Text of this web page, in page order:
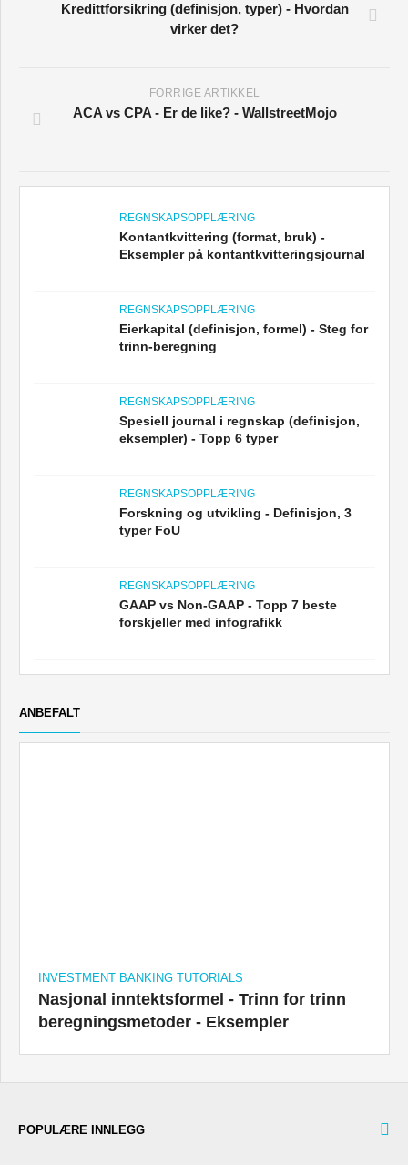
Kredittforsikring (definisjon, typer) - Hvordan
virker det?
FORRIGE ARTIKKEL
ACA vs CPA - Er de like? - WallstreetMojo
REGNSKAPSOPPLÆRING
Kontantkvittering (format, bruk) -
Eksempler på kontantkvitteringsjournal
REGNSKAPSOPPLÆRING
Eierkapital (definisjon, formel) - Steg for
trinn-beregning
REGNSKAPSOPPLÆRING
Spesiell journal i regnskap (definisjon,
eksempler) - Topp 6 typer
REGNSKAPSOPPLÆRING
Forskning og utvikling - Definisjon, 3
typer FoU
REGNSKAPSOPPLÆRING
GAAP vs Non-GAAP - Topp 7 beste
forskjeller med infografikk
ANBEFALT
INVESTMENT BANKING TUTORIALS
Nasjonal inntektsformel - Trinn for trinn
beregningsmetoder - Eksempler
POPULÆRE INNLEGG